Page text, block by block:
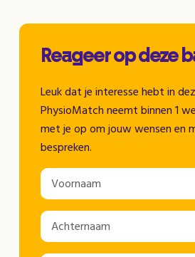
Reageer op deze
Leuk dat je interesse hebt in
PhysioMatch neemt binnen 1
met je op om jouw wensen en
bespreken.